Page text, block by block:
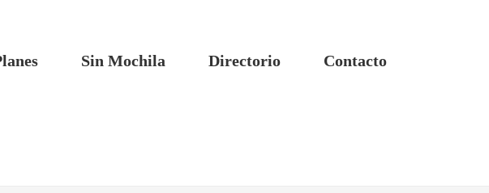
Sin Mochila Directorio Contacto